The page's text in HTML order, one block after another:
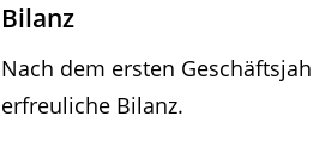
Bilanz
Nach dem ersten
erfreuliche Bilanz.